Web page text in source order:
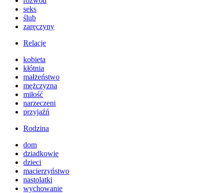
seks
ślub
zaręczyny
Relacje
kobieta
kłótnia
małżeństwo
mężczyzna
miłość
narzeczeni
przyjaźń
Rodzina
dom
dziadkowie
dzieci
macierzyństwo
nastolatki
wychowanie